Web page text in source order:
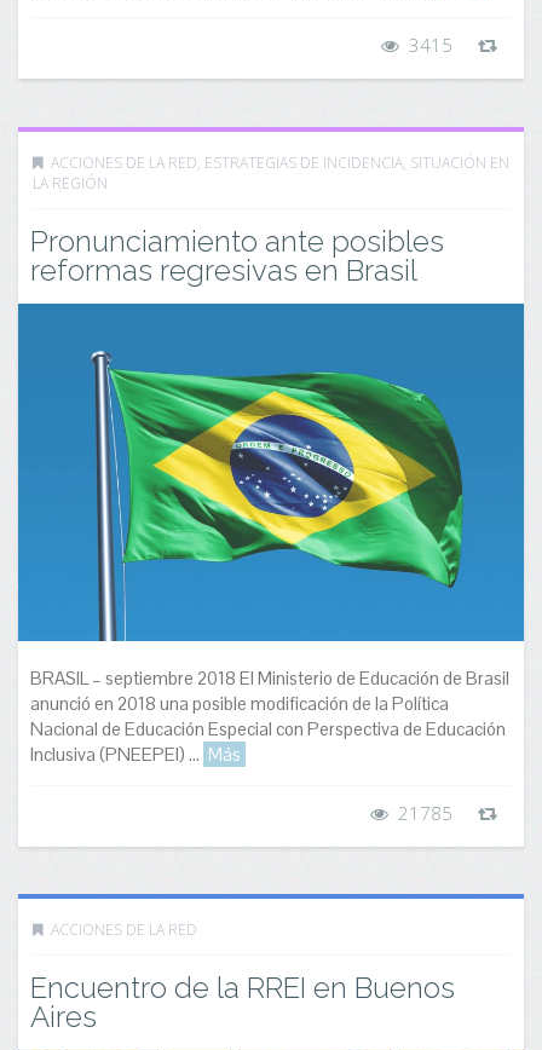
3415
ACCIONES DE LA RED, ESTRATEGIAS DE INCIDENCIA, SITUACIÓN EN
LA REGIÓN
Pronunciamiento ante posibles
reformas regresivas en Brasil
BRASIL – septiembre 2018 El Ministerio de Educación de Brasil
anunció en 2018 una posible modificación de la Política
Nacional de Educación Especial con Perspectiva de Educación
Inclusiva (PNEEPEI) ... Más
21785
ACCIONES DE LA RED
Encuentro de la RREI en Buenos
Aires